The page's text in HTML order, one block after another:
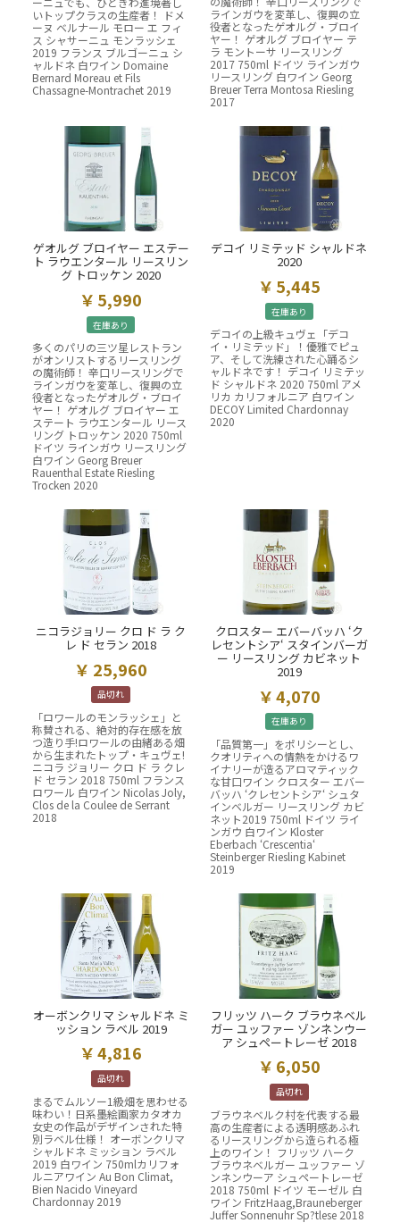
いトップクラスの生産者！ ドメ
ーヌ ベルナール モロー エ フィ
ス シャサーニュ モンラッシェ
2019 フランス ブルゴーニュ シ
ャルドネ 白ワイン Domaine
Bernard Moreau et Fils
Chassagne-Montrachet 2019
ラインガウを変革し、復興の立
役者となったゲオルグ・ブロイ
ヤー！ ゲオルグ ブロイヤー テ
ラ モントーサ リースリング
2017 750ml ドイツ ラインガウ
リースリング 白ワイン Georg
Breuer Terra Montosa Riesling
2017
ゲオルグ ブロイヤー エステー
ト ラウエンタール リースリン
グ トロッケン 2020
5,990
在庫あり
多くのパリの三ツ星レストラン
がオンリストするリースリング
の魔術師！ 辛口リースリングで
ラインガウを変革し、復興の立
役者となったゲオルグ・ブロイ
ヤー！ ゲオルグ ブロイヤー エ
ステート ラウエンタール リース
リング トロッケン 2020 750ml
ドイツ ラインガウ リースリング
白ワイン Georg Breuer
Rauenthal Estate Riesling
Trocken 2020
デコイ リミテッド シャルドネ
2020
5,445
在庫あり
デコイの上級キュヴェ「デコ
イ・リミテッド」！優雅でピュ
ア、そして洗練された心踊るシ
ャルドネです！ デコイ リミテッ
ド シャルドネ 2020 750ml アメ
リカ カリフォルニア 白ワイン
DECOY Limited Chardonnay
2020
ニコラジョリー クロ ド ラ ク
レ ド セラン 2018
25,960
品切れ
「ロワールのモンラッシェ」と
称賛される、絶対的存在感を放
つ造り手!ロワールの由緒ある畑
から生まれたトップ・キュヴェ!
ニコラ ジョリー クロ ド ラ クレ
ド セラン 2018 750ml フランス
ロワール 白ワイン Nicolas Joly,
Clos de la Coulee de Serrant
2018
クロスター エバーバッハ ‘ク
レセントシア‘ スタインバーガ
ー リースリング カビネット
2019
4,070
在庫あり
「品質第一」をポリシーとし、
クオリティへの情熱をかけるワ
イナリーが造るアロマティック
な甘口ワイン クロスター エバー
バッハ ‘クレセントシア‘ シュタ
インベルガー リースリング カビ
ネット2019 750ml ドイツ ライ
ンガウ 白ワイン Kloster
Eberbach ‘Crescentia‘
Steinberger Riesling Kabinet
2019
オーボンクリマ シャルドネ ミ
ッション ラベル 2019
4,816
品切れ
まるでムルソー1級畑を思わせる
味わい！日系墨絵画家カタオカ
女史の作品がデザインされた特
別ラベル仕様！ オーボンクリマ
シャルドネ ミッション ラベル
2019 白ワイン 750mlカリフォ
ルニアワイン Au Bon Climat,
Bien Nacido Vineyard
Chardonnay 2019
フリッツ ハーク ブラウネベル
ガー ユッファー ゾンネンウー
ア シュペートレーゼ 2018
6,050
品切れ
ブラウネベルク村を代表する最
高の生産者による透明感あふれ
るリースリングから造られる極
上のワイン！ フリッツ ハーク
ブラウネベルガー ユッファー ゾ
ンネンウーア シュペートレーゼ
2018 750ml ドイツ モーゼル 白
ワイン FritzHaag,Brauneberger
Juffer Sonnenuhr Sp?tlese 2018